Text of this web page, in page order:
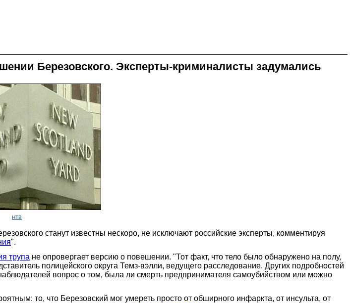
Березовского. Эксперты-криминалисты задумались
НТВ
станут известны нескоро, не исключают российские эксперты, комментируя
".
трупа не опровергает версию о повешении. "Тот факт, что тело было обнаружено на полу,
полицейского округа Темз-вэлли, ведущего расследование. Других подробностей
вопрос о том, была ли смерть предпринимателя самоубийством или можно
то, что Березовский мог умереть просто от обширного инфаркта, от инсульта, от